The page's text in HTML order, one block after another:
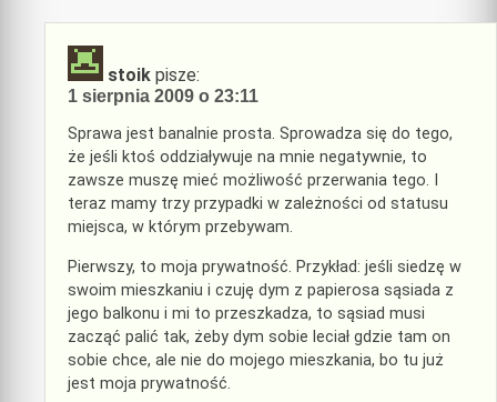
stoik pisze:
1 sierpnia 2009 o 23:11
Sprawa jest banalnie prosta. Sprowadza się do tego,
że jeśli ktoś oddziaływuje na mnie negatywnie, to
zawsze muszę mieć możliwość przerwania tego. I
teraz mamy trzy przypadki w zależności od statusu
miejsca, w którym przebywam.
Pierwszy, to moja prywatność. Przykład: jeśli siedzę w
swoim mieszkaniu i czuję dym z papierosa sąsiada z
jego balkonu i mi to przeszkadza, to sąsiad musi
zacząć palić tak, żeby dym sobie leciał gdzie tam on
sobie chce, ale nie do mojego mieszkania, bo tu już
jest moja prywatność.